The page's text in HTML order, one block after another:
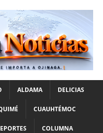
ALDAMA DELICIAS
CUAUHTÉMOC
COLUMNA